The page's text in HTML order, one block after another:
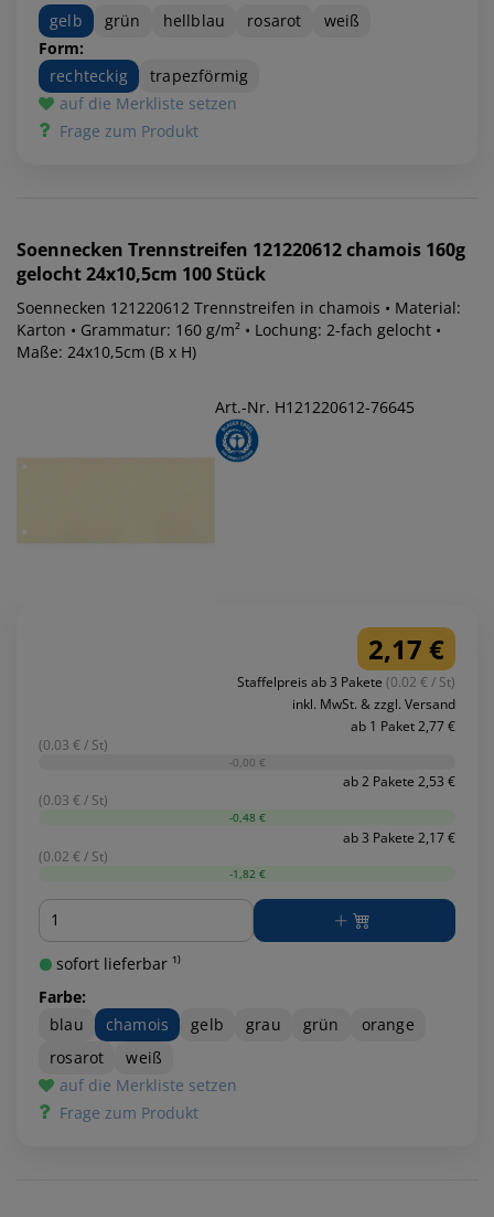
gelb
grün hellblau rosarot
weiß
Form:
rechteckig
trapezförmig
auf die Merkliste setzen
Frage zum Produkt
Soennecken Trennstreifen 121220612 chamois 160g
gelocht 24x10,5cm 100 Stück
Soennecken 121220612 Trennstreifen in chamois • Material:
Karton • Grammatur: 160 g/m² • Lochung: 2-fach gelocht •
Maße: 24x10,5cm (B x H)
Art.-Nr. H121220612-76645
2,17 €
Staffelpreis ab 3 Pakete (0.02 € / St)
inkl. MwSt. & zzgl. Versand
ab 1 Paket 2,77 €
(0.03 € / St)
-0,00 €
ab 2 Pakete 2,53 €
(0.03 € / St)
-0,48 €
ab 3 Pakete 2,17 €
(0.02 € / St)
-1,82 €
Menge
sofort lieferbar ¹⁾
Farbe:
blau
chamois gelb grau grün
orange
rosarot
weiß
auf die Merkliste setzen
Frage zum Produkt